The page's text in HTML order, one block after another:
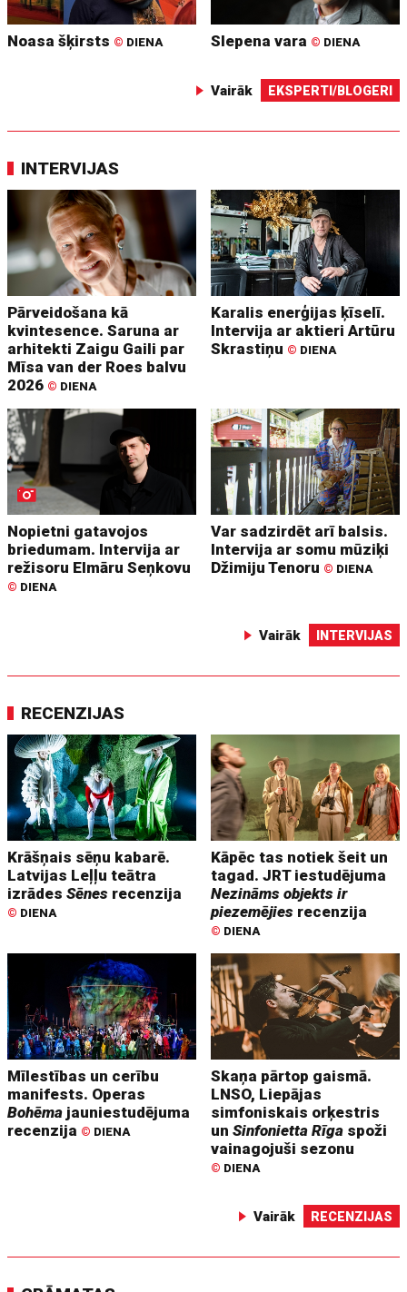
Noasa šķirsts © DIENA Slepena vara © DIENA
Vairāk EKSPERTI/BLOGERI
INTERVIJAS
Pārveidošana kā
kvintesence. Saruna ar
arhitekti Zaigu Gaili par
Mīsa van der Roes balvu
2026 © DIENA
Karalis enerģijas ķīselī.
Intervija ar aktieri Artūru
Skrastiņu © DIENA
Nopietni gatavojos
briedumam. Intervija ar
režisoru Elmāru Seņkovu
© DIENA
Var sadzirdēt arī balsis.
Intervija ar somu mūziķi
Džimiju Tenoru © DIENA
Vairāk INTERVIJAS
RECENZIJAS
Krāšņais sēņu kabarē.
Latvijas Leļļu teātra
izrādesSēnes recenzija
© DIENA
Kāpēc tas notiek šeit un
tagad. JRT iestudējuma
Nezināms objekts ir
piezemējies recenzija
© DIENA
Mīlestības un cerību
manifests. Operas
Bohēma jauniestudējuma
recenzija © DIENA
Skaņa pārtop gaismā.
LNSO, Liepājas
simfoniskais orķestris
unSinfonietta Rīga spoži
vainagojuši sezonu
© DIENA
Vairāk RECENZIJAS